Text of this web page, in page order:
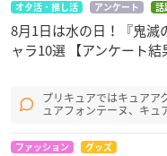
オタ活・推し活 アンケート 話
8月1日は水の日！『鬼滅
ャラ10選 【アンケート結
プリキュアではキュアア
ュアフォンテーヌ、キ
ファッション グッズ